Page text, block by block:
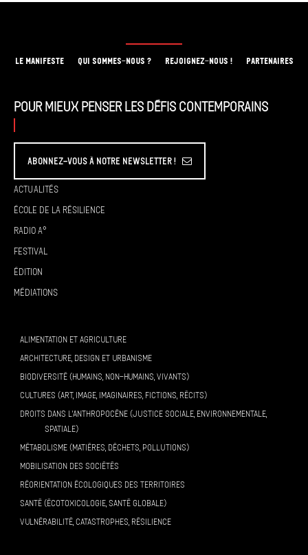
LE MANIFESTE QUI SOMMES-NOUS ? REJOIGNEZ-NOUS ! PARTENAIRES
Pour mieux penser les défis contemporains
Abonnez-vous à Notre Newsletter !
Actualités
École de la résilience
Radio A°
Festival
Édition
Médiations
ALIMENTATION ET AGRICULTURE
ARCHITECTURE, DESIGN ET URBANISME
BIODIVERSITÉ (HUMAINS, NON-HUMAINS, VIVANTS)
CULTURES (ART, IMAGE, IMAGINAIRES, FICTIONS, RÉCITS)
DROITS DANS L’ANTHROPOCÈNE (JUSTICE SOCIALE, ENVIRONNEMENTALE,
SPATIALE)
MÉTABOLISME (MATIÈRES, DÉCHETS, POLLUTIONS)
MOBILISATION DES SOCIÉTÉS
RÉORIENTATION ÉCOLOGIQUES DES TERRITOIRES
SANTÉ (ÉCOTOXICOLOGIE, SANTÉ GLOBALE)
VULNÉRABILITÉ, CATASTROPHES, RÉSILIENCE